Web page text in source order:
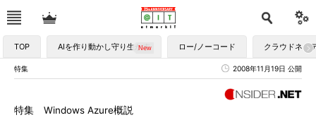
TOP AIを作り動かし守り生かす ロー/ノーコード クラウドネイ
特集 2008年11月19日 公開
特集 Windows Azure概説